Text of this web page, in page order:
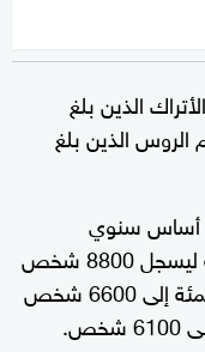
الذين بلغ
ثم الروس الذين بلغ
أساس سنوي
⁠للبوسنيين الذين زاد عددهم ​126 بالمئة ليسجل 8800 شخص
والأميركيين الذين ارتفع عددهم 100 بالمئة إلى 6600 ​شخص